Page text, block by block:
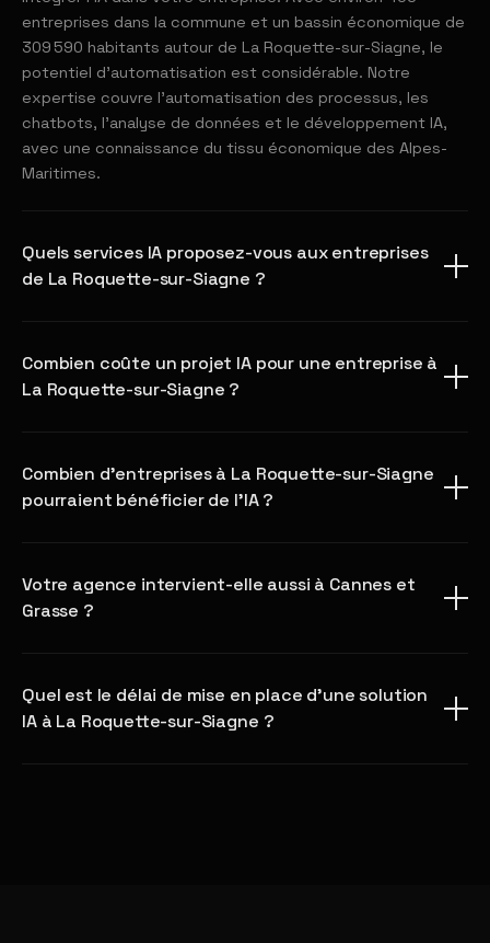
entreprises dans la commune et un bassin économique de
309 590 habitants autour de La Roquette-sur-Siagne, le
potentiel d'automatisation est considérable. Notre
expertise couvre l'automatisation des processus, les
chatbots, l'analyse de données et le développement IA,
avec une connaissance du tissu économique des Alpes-
Maritimes.
Quels services IA proposez-vous aux entreprises
de La Roquette-sur-Siagne ?
Combien coûte un projet IA pour une entreprise à
La Roquette-sur-Siagne ?
Combien d'entreprises à La Roquette-sur-Siagne
pourraient bénéficier de l'IA ?
Votre agence intervient-elle aussi à Cannes et
Grasse ?
Quel est le délai de mise en place d'une solution
IA à La Roquette-sur-Siagne ?